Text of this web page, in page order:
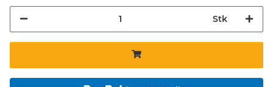
Stk